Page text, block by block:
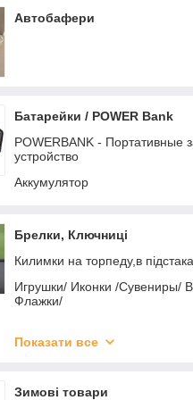
Шампуни
Наручні годинники Casio
Ремінці Awarder
Ремінці Hemsut
Автобафери
Батарейки / POWER Bank
POWERBANK - Портативные
устройство
Аккумулятор
Брелки, Ключниці
Килимки на торпеду,в
Игрушки/ Иконки /Сувениры/
Флажки/
Показати все
Зимові товари